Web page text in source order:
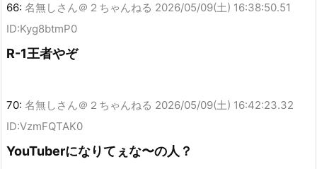
66: 名無しさん＠２ちゃんねる 2026/05/09(土) 16:38:50.51
ID:Kyg8btmP0
R-1王者やぞ
70: 名無しさん＠２ちゃんねる 2026/05/09(土) 16:42:23.32
ID:VzmFQTAK0
YouTuberになりてぇな〜の人？